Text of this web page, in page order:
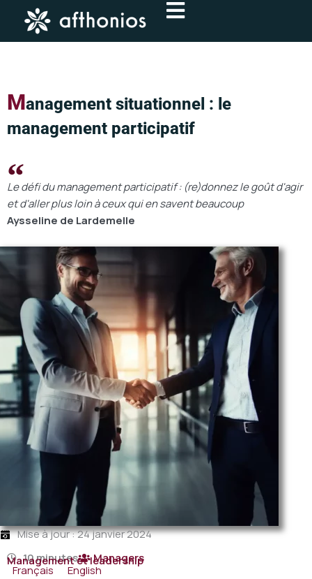
contenu
Management situationnel : le
management participatif
Le défi du management participatif : (re)donnez le goût d'agir
et d'aller plus loin à ceux qui en savent beaucoup
Aysseline de Lardemelle
Mise à jour : 24 janvier 2024
10 minutes
Managers
Management et leadership
Français
English